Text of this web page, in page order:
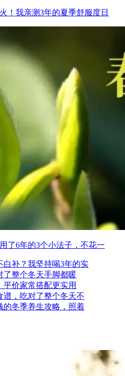
！我亲测3年的夏季舒服度日
了6年的3个小法子，不花一
白补？我坚持喝3年的实
了整个冬天手脚都暖
价家常搭配更实用
谱，吃对了整个冬天不
的冬季养生攻略，照着